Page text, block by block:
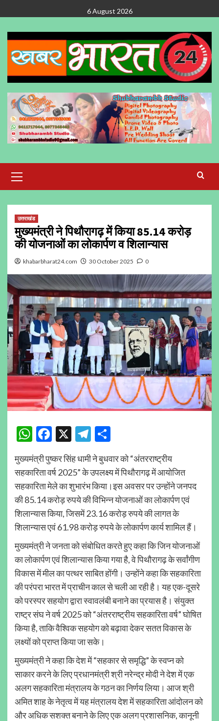
to
content
6 August 2026
Menu
उत्तराखंड
मुख्यमंत्री ने पिथौरागढ़ में किया 85.14 करोड़
की योजनाओं का लोकार्पण व शिलान्यास
khabarbharat24.com 30 October 2025 0
WhatsApp
Facebook
X Telegram
मुख्यमंत्री पुष्कर सिंह धामी ने बुधवार को “अंतरराष्ट्रीय
सहकारिता वर्ष 2025” के उपलक्ष्य में पिथौरागढ़ में आयोजित
सहकारिता मेले का शुभारंभ किया।इस अवसर पर उन्होंने जनपद
की 85.14 करोड़ रुपये की विभिन्न योजनाओं का लोकार्पण एवं
शिलान्यास किया, जिसमें 23.16 करोड़ रुपये की लागत के
शिलान्यास एवं 61.98 करोड़ रुपये के लोकार्पण कार्य शामिल हैं।
मुख्यमंत्री ने जनता को संबोधित करते हुए कहा कि जिन योजनाओं
का लोकार्पण एवं शिलान्यास किया गया है, वे पिथौरागढ़ के सर्वांगीण
विकास में मील का पत्थर साबित होंगी। उन्होंने कहा कि सहकारिता
की परंपरा भारत में प्राचीन काल से चली आ रही है। यह एक-दूसरे
को परस्पर सहयोग द्वारा स्वावलंबी बनाने का प्रयास है। संयुक्त
राष्ट्र संघ ने वर्ष 2025 को “अंतरराष्ट्रीय सहकारिता वर्ष” घोषित
किया है, ताकि वैश्विक सहयोग को बढ़ावा देकर सतत विकास के
लक्ष्यों को प्राप्त किया जा सके।
मुख्यमंत्री ने कहा कि देश में “सहकार से समृद्धि” के स्वप्न को
साकार करने के लिए प्रधानमंत्री श्री नरेन्द्र मोदी ने देश में एक
अलग सहकारिता मंत्रालय के गठन का निर्णय लिया। आज श्री
अमित शाह के नेतृत्व में यह मंत्रालय देश में सहकारिता आंदोलन को
और अधिक सशक्त बनाने के लिए एक अलग प्रशासनिक, कानूनी